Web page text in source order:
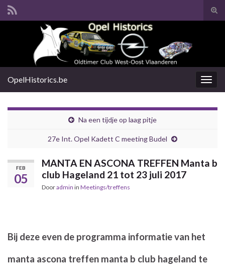
Search for:
OpelHistorics.be
Na een tijdje op laag pitje
27e Int. Opel Kadett C meeting Budel
FEB
05
MANTA EN ASCONA TREFFEN Manta b
club Hageland 21 tot 23 juli 2017
Dooradmin in Meetings/treffens
Bij deze even de programma informatie van het
manta ascona treffen manta b club hageland te